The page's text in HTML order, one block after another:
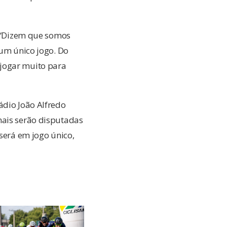
que somos
único jogo. Do
muito para
João Alfredo
serão disputadas
em jogo único,